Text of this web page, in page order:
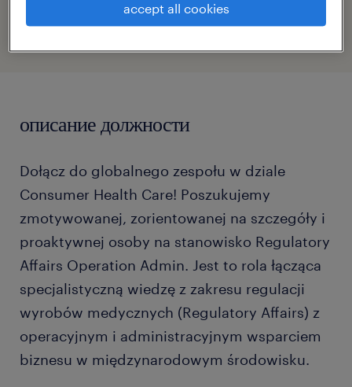
описание должности
Dołącz do globalnego zespołu w dziale
Consumer Health Care! Poszukujemy
zmotywowanej, zorientowanej na szczegóły i
proaktywnej osoby na stanowisko Regulatory
Affairs Operation Admin. Jest to rola łącząca
specjalistyczną wiedzę z zakresu regulacji
wyrobów medycznych (Regulatory Affairs) z
operacyjnym i administracyjnym wsparciem
biznesu w międzynarodowym środowisku.
accept all cookies